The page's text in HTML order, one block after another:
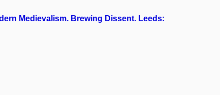
Medievalism. Brewing Dissent. Leeds: